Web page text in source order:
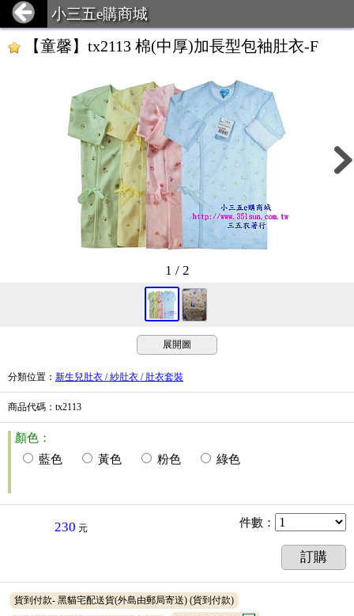
小三五e購商城
【童馨】tx2113 棉(中厚)加長型包袖肚衣-F
1 / 2
展開圖
分類位置 ： 新生兒肚衣 / 紗肚衣 / 肚衣套裝
商品代碼 ：tx2113
顏色：
藍色
黃色 粉色 綠色
230 元 件數 ：
訂購
貨到付款- 黑貓宅配送貨(外島由郵局寄送) (貨到付款)